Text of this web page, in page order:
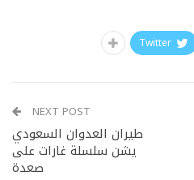
Twitter
NEXT POST
طيران العدوان السعودي
يشن سلسلة غارات على
صعدة